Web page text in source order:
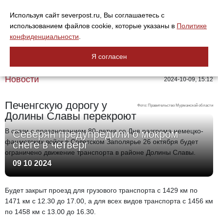
Используя сайт severpost.ru, Вы соглашаетесь с
использованием файлов cookie, которые указаны в Политике
конфиденциальности
Я согласен
Новости 2024-10-09, 15:12
Фото: Правительство Мурманской области
Печенгскую дорогу у
Долины Славы перекроют
В связи с празднованием 80-летия со Дня разгрома немецко-
фашистских войск в Советском Заполярье 26 октября будет
ограничено движение транспорта в районе Долины Славы.
Северян предупредили о мокром
снеге в четверг
09 10 2024
Будет закрыт проезд для грузового транспорта с 1429 км по
1471 км с 12.30 до 17.00, а для всех видов транспорта с 1456 км
по 1458 км с 13.00 до 16.30.